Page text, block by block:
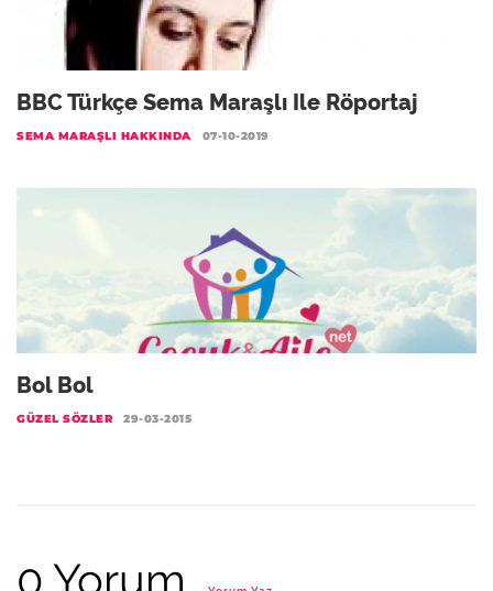
BBC Türkçe Sema Maraşlı Ile Röportaj
SEMA MARAŞLI HAKKINDA 07-10-2019
Bol Bol
GÜZEL SÖZLER 29-03-2015
0 Yorum